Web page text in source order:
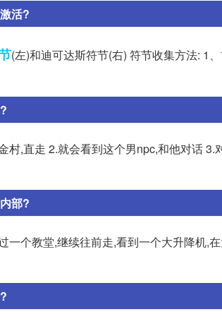
活?
(左)和迪可达斯符节(右) 符节收集方法: 1
村,直走 2.就会看到这个男npc,和他对话
部?
一个教堂,继续往前走,看到一个大升降机,